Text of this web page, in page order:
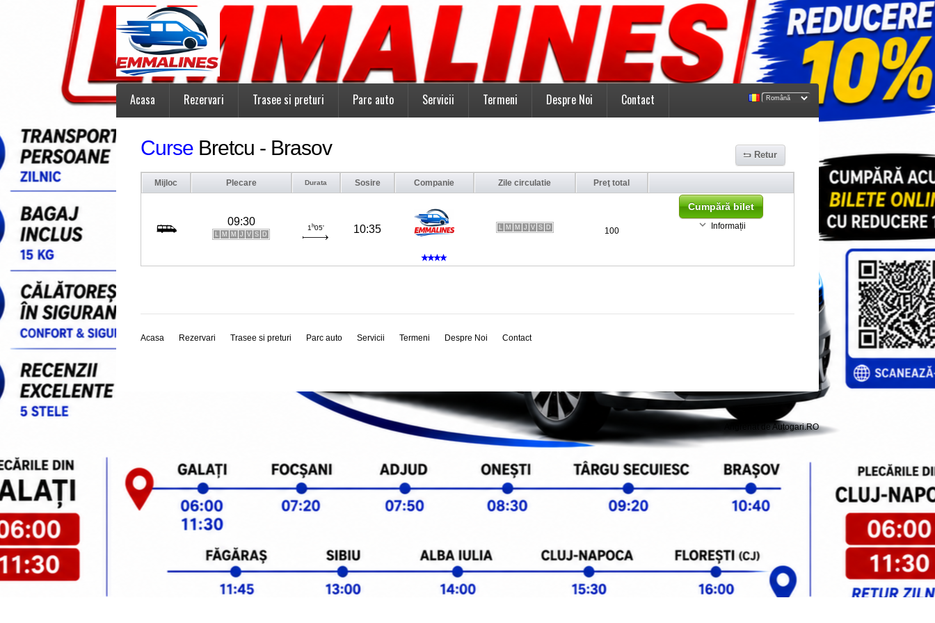
Acasa Rezervari Trasee si preturi Parc auto Servicii Termeni Despre Noi Contact
Curse Bretcu - Brasov Retur
Mijloc Plecare Durata Sosire Companie Zile circulatie Preţ total
09:30
L M M J V S D
1 h05' 10:35 L M M J V S D 100
Cumpără bilet
Informații
Acasa Rezervari Trasee si preturi Parc auto Servicii Termeni Despre Noi Contact
Angrenat de Autogari.RO